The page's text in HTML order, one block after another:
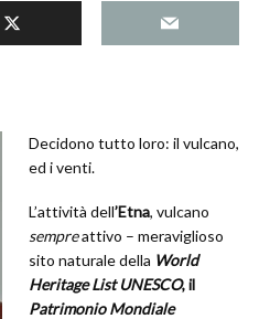
Decidono tutto loro: il vulcano,
ed i venti.
L’attività dell’Etna, vulcano
sempreattivo – meraviglioso
sito naturale della World
Heritage List UNESCO, il
Patrimonio Mondiale